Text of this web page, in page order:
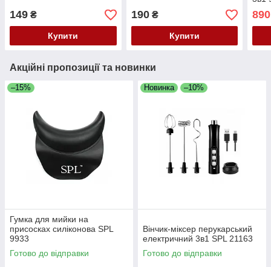
149 ₴
Купити
190₴
Купити
890
Акційні пропозиції та новинки
–15%
Гумка для мийки на
присосках силіконова SPL
9933
Готово до відправки
Новинка –10%
Вінчик-міксер перукарський
електричний 3в1 SPL 21163
Готово до відправки